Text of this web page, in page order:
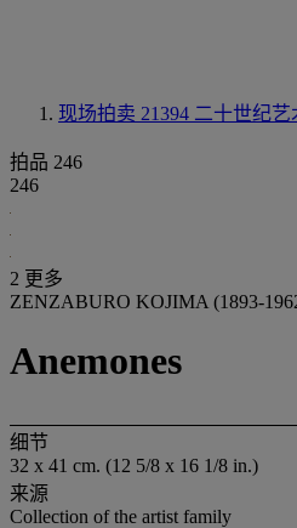
现场拍卖 21394 二十世纪艺
拍品 246
246
2 更多
ZENZABURO KOJIMA (1893-
Anemones
细节
32 x 41 cm. (12 5/8 x 16 1/8 in.)
来源
Collection of the artist family